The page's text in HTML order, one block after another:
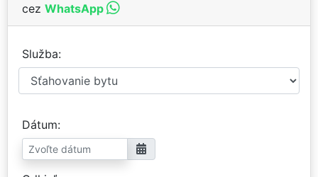
cez WhatsApp
Služba
Dátum